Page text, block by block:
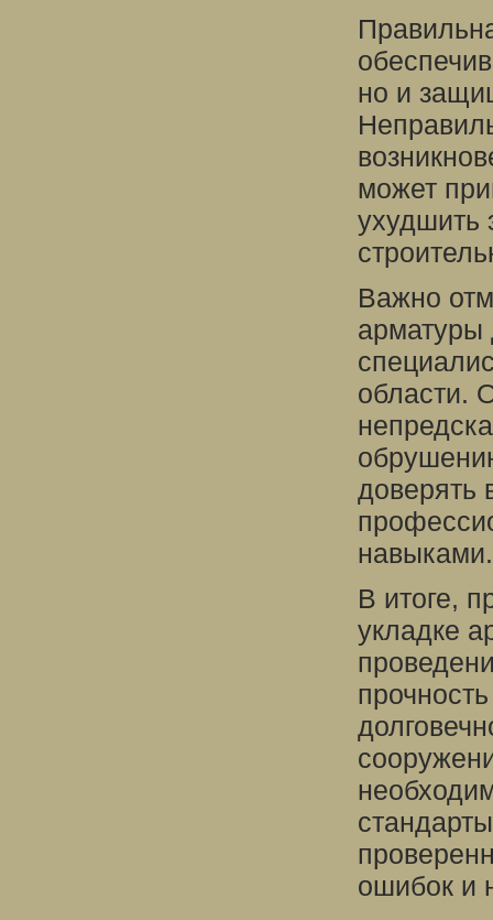
но и
может
ухудшить
Важно
арматуры
области.
доверять
навыками.
В итоге,
укладке
ошибок и